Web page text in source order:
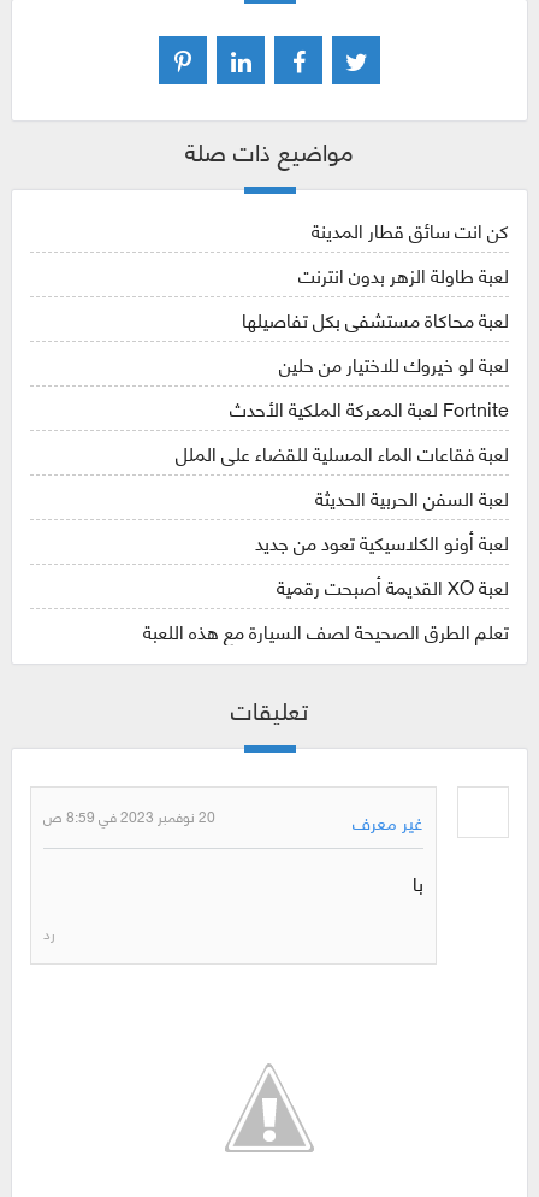
مواضيع ذات صلة
كن انت سائق قطار المدينة
لعبة طاولة الزهر بدون انترنت
لعبة محاكاة مستشفى بكل تفاصيلها
لعبة لو خيروك للاختيار من حلين
Fortnite لعبة المعركة الملكية الأحدث
لعبة فقاعات الماء المسلية للقضاء على الملل
لعبة السفن الحربية الحديثة
لعبة أونو الكلاسيكية تعود من جديد
لعبة XO القديمة أصبحت رقمية
تعلم الطرق الصحيحة لصف السيارة مع هذه اللعبة
تعليقات
غير معرف 20 نوفمبر 2023 في 8:59 ص
با
رد